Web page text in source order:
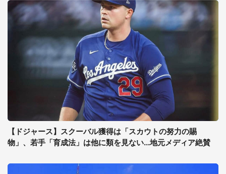
【ドジャース】スクーバル獲得は「スカウトの努力の賜
物」、若手「育成法」は他に類を見ない...地元メディア絶賛